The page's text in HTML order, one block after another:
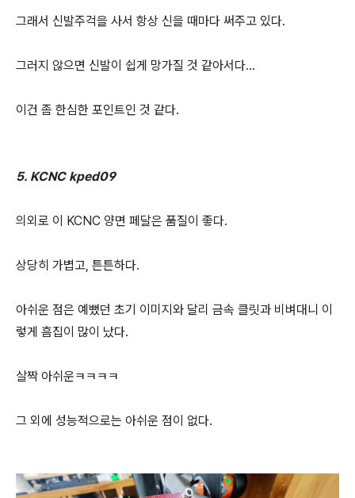
그래서 신발주걱을 사서 항상 신을 때마다 써주고 있다.
그러지 않으면 신발이 쉽게 망가질 것 같아서다...
이건 좀 한심한 포인트인 것 같다.
5. KCNC kped09
의외로 이 KCNC 양면 페달은 품질이 좋다.
상당히 가볍고, 튼튼하다.
아쉬운 점은 예뻤던 초기 이미지와 달리 금속 클릿과 비벼대니 이
렇게 흠집이 많이 났다.
살짝 아쉬운ㅋㅋㅋㅋ
그 외에 성능적으로는 아쉬운 점이 없다.